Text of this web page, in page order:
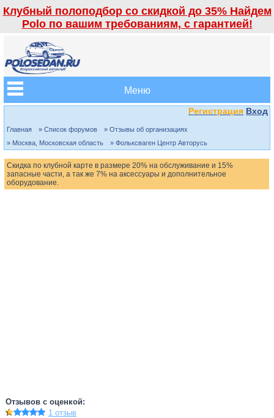
Клубный полоподбор со скидкой до 35% Найдем
Polo по вашим требованиям, с гарантией!
Меню
Регистрация Вход
Главная » Список форумов
» Отзывы об организациях
» Москва, Московская область
» Фольксваген Центр Авторусь
Скидка по клубной карте в размере 20% на обслуживание и 15%
запасные части, а так же 7% на аксессуары и дополнительное
оборудование.
Отзывов с оценкой:
1 отзыв